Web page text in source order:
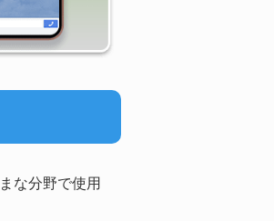
な分野で使用